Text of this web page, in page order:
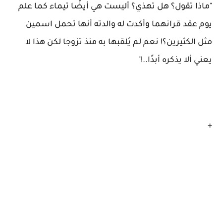
"ماذا تقول؟ هل تهذي؟ أليست هي أيضًا تيماء كما علم
يوم عقد قرانهما وأكدت له والدته أنها تحمل اسمين
مثل الكثيرين؟! نعم لم يُلقبها به منذ تزوجا لكن هذا لا
يعني ألا يذكره أبدًا..!"
+